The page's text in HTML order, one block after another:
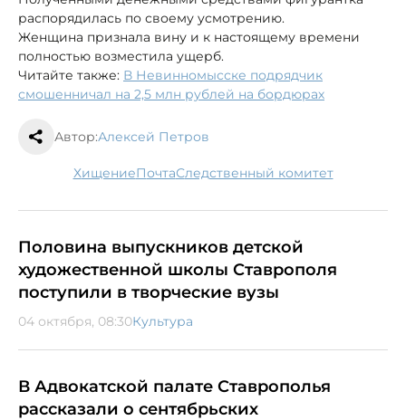
распорядилась по своему усмотрению.
Женщина признала вину и к настоящему времени
полностью возместила ущерб.
Читайте также: В Невинномысске подрядчик
смошенничал на 2,5 млн рублей на бордюрах
Автор:Алексей Петров
хищение почта следственный комитет
Половина выпускников детской
художественной школы Ставрополя
поступили в творческие вузы
04 октября, 08:30Культура
В Адвокатской палате Ставрополья
рассказали о сентябрьских